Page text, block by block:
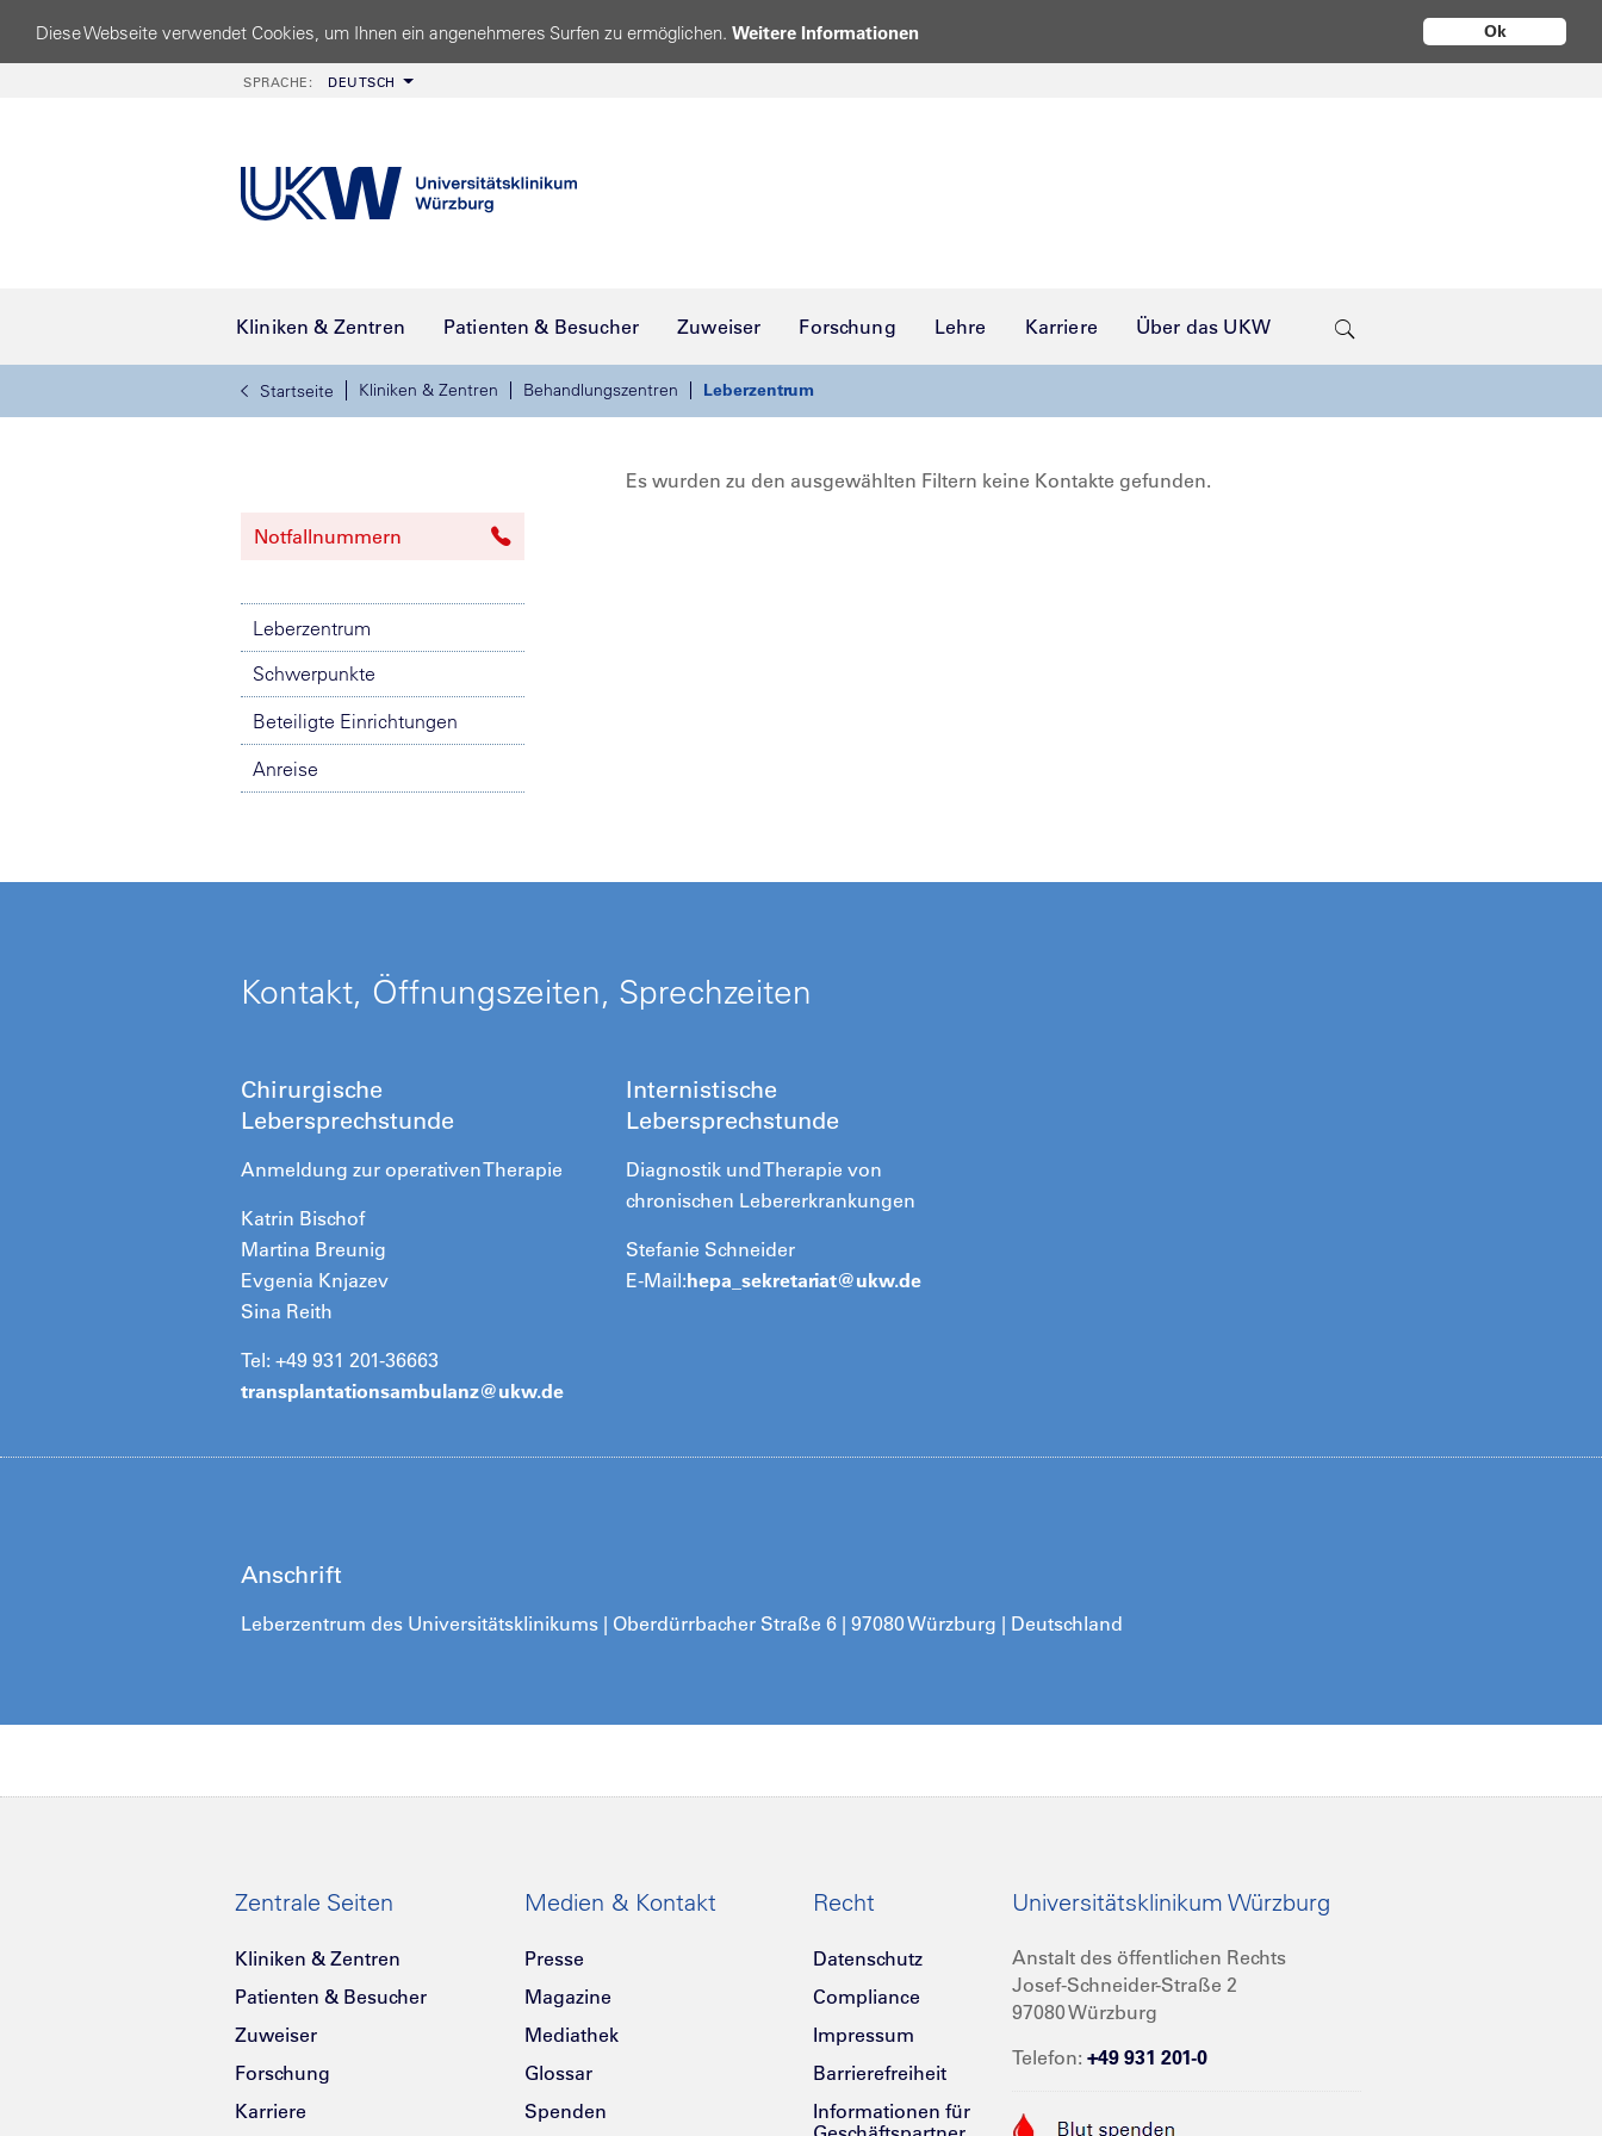
Ok
Diese Webseite verwendet Cookies, um Ihnen ein angenehmeres Surfen zu ermöglichen. Weitere Informationen
SPRACHE: DEUTSCH
Kliniken & Zentren Patienten & Besucher Zuweiser Forschung Lehre Karriere Über das UKW
Startseite Kliniken & Zentren Behandlungszentren Leberzentrum
Notfallnummern
Leberzentrum
Schwerpunkte
Beteiligte Einrichtungen
Anreise
Es wurden zu den ausgewählten Filtern keine Kontakte gefunden.
Kontakt, Öffnungszeiten, Sprechzeiten
Chirurgische
Lebersprechstunde
Anmeldung zur operativen Therapie
Katrin Bischof
Martina Breunig
Evgenia Knjazev
Sina Reith
Tel: +49 931 201-36663
transplantationsambulanz@ukw.de
Internistische
Lebersprechstunde
Diagnostik und Therapie von
chronischen Lebererkrankungen
Stefanie Schneider
E-Mail:hepa_sekretariat@ukw.de
Anschrift
Leberzentrum des Universitätsklinikums | Oberdürrbacher Straße 6 | 97080 Würzburg | Deutschland
Zentrale Seiten
Kliniken & Zentren
Patienten & Besucher
Zuweiser
Forschung
Karriere
Medien & Kontakt
Presse
Magazine
Mediathek
Glossar
Spenden
Recht
Datenschutz
Compliance
Impressum
Barrierefreiheit
Informationen für
Universitätsklinikum Würzburg
Anstalt des öffentlichen Rechts
Josef-Schneider-Straße 2
97080 Würzburg
Telefon: +49 931 201-0